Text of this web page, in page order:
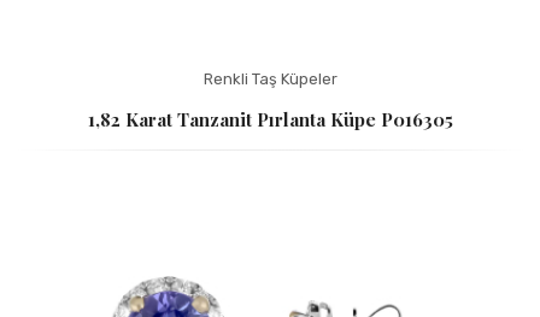
Renkli Taş Küpeler
1,82 Karat Tanzanit Pırlanta Küpe P016305